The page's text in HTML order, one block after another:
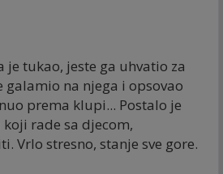
je tukao, jeste ga uhvatio za
galamio na njega i opsovao
prema klupi... Postalo je
rade sa djecom,
Vrlo stresno, stanje sve gore.